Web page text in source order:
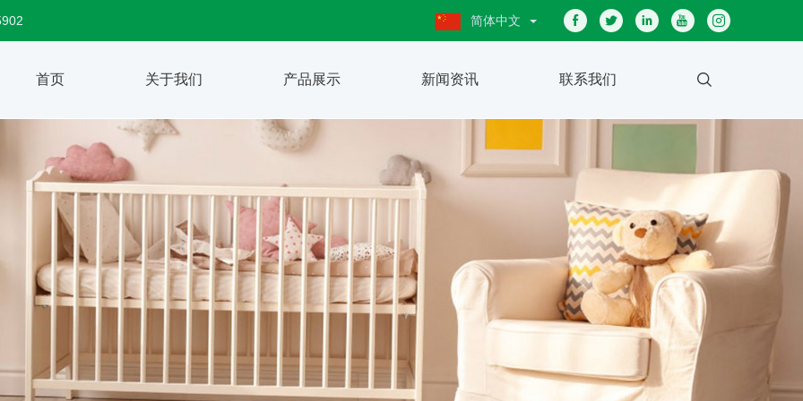
简体中文
首页 关于我们 产品展示 新闻资讯 联系我们